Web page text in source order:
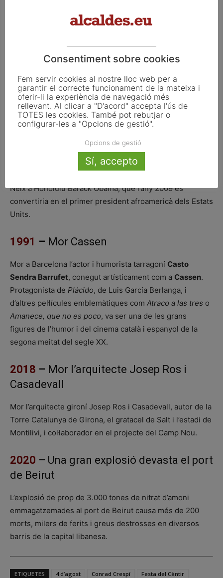
Jocs Olímpics de Berlín, desafiant davant del règim nazi
–La policia nazi deté Anna Frank
Anna Frank, la seva família i les altres persones
amagades a l’annex secret d’Amsterdam són descobertes
i detingudes després de més de dos anys ocultes. El seu
dietari esdevindria un dels grans testimonis de
Neix Barack Obama
Neix a Honolulu Barack Obama, que l’any 2009 es
convertiria en el primer president afroamericà dels Estats
Units.
1991 – Mor Cassen
Mor a Barcelona l’actor i humorista tarragoní Casto
Sendra Barrufet, conegut artísticament com a Cassen.
Protagonista de Plácido, de Luis García Berlanga, i
d’altres pel·lícules emblemàtiques com Atraco a las tres o
Amanece, que no es poco, va ser una de les grans
figures de l’humor i del cinema català i espanyol de la
segona meitat del segle XX.
2018 – Mor l’arquitecte Josep Ros i
Casadevall
Mor l’arquitecte gironí Josep Ros i Casadevall, autor de la
Torre Catalunya de Girona, el gratacel de Salt i l’estadi de
Montilivi, i col·laborador en el projecte del Camp Nou.
2020 – Una gran explosió devasta el port
de Beirut
L’explosió de prop de 3.000 tones de nitrat d’amoni
emmagatzemades al port de Beirut causa més de 200
morts, milers de ferits i greus destrosses en diversos
barris de la capital libanesa.
ETIQUETES 4 d’agost Conrad Crespí
Festa del Càntir
Consentiment sobre cookies
Fem servir cookies al nostre lloc web per a
garantir el correcte funcionament de la mateixa i
oferir-li la experiència de navegació més
rellevant. Al clicar a "D'acord" accepta l'ús de
TOTES les cookies. També pot rebutjar o
configurar-les a "Opcions de gestió".
Opcions de gestió
Sí, accepto